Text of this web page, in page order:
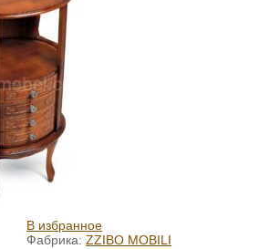
В избранное
Фабрика: ZZIBO MOBILI